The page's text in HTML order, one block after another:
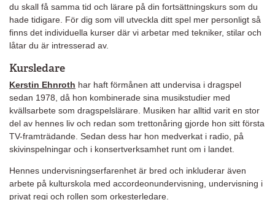
du skall få samma tid och lärare på din fortsättningskurs som du
hade tidigare. För dig som vill utveckla ditt spel mer personligt så
finns det individuella kurser där vi arbetar med tekniker, stilar och
låtar du är intresserad av.
Kursledare
Kerstin Ehnroth har haft förmånen att undervisa i dragspel
sedan 1978, då hon kombinerade sina musikstudier med
kvällsarbete som dragspelslärare. Musiken har alltid varit en stor
del av hennes liv och redan som trettonåring gjorde hon sitt första
TV-framträdande. Sedan dess har hon medverkat i radio, på
skivinspelningar och i konsertverksamhet runt om i landet.
Hennes undervisningserfarenhet är bred och inkluderar även
arbete på kulturskola med accordeonundervisning, undervisning i
privat regi och rollen som orkesterledare.